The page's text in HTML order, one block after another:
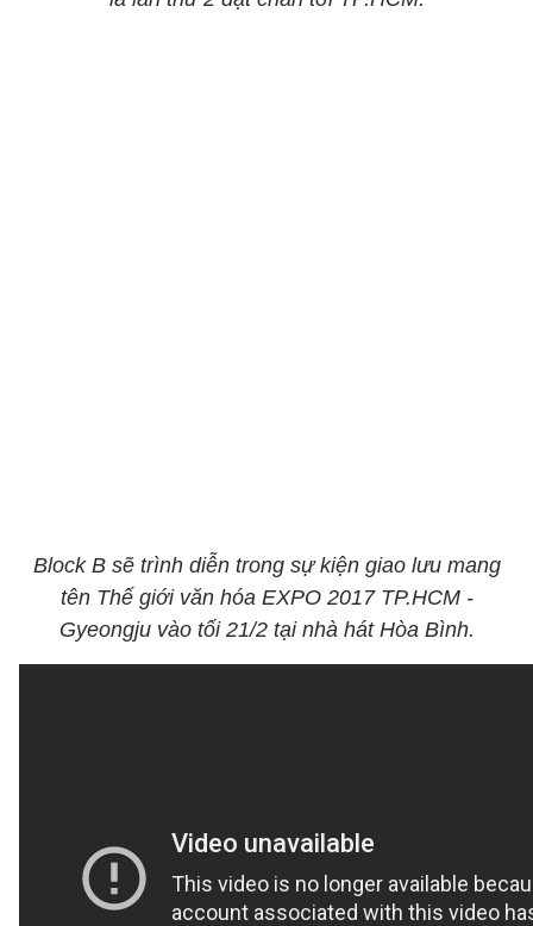
Block B sẽ trình diễn trong sự kiện giao lưu mang
tên Thế giới văn hóa EXPO 2017 TP.HCM -
Gyeongju vào tối 21/2 tại nhà hát Hòa Bình.